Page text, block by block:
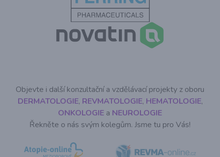
Objevte i další konzultační a vzdělávací projekty z oboru
DERMATOLOGIE, REVMATOLOGIE, HEMATOLOGIE,
ONKOLOGIE a NEUROLOGIE
Řekněte o nás svým kolegům. Jsme tu pro Vás!